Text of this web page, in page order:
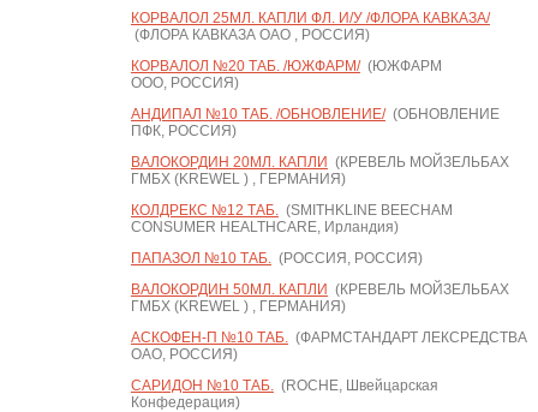
КОРВАЛОЛ 25МЛ. КАПЛИ ФЛ. И/У /ФЛОРА КАВКАЗА/
(ФЛОРА КАВКАЗА ОАО , РОССИЯ)
КОРВАЛОЛ №20 ТАБ. /ЮЖФАРМ/(ЮЖФАРМ
ООО, РОССИЯ)
АНДИПАЛ №10 ТАБ. /ОБНОВЛЕНИЕ/(ОБНОВЛЕНИЕ
ПФК, РОССИЯ)
ВАЛОКОРДИН 20МЛ. КАПЛИ (КРЕВЕЛЬ МОЙЗЕЛЬБАХ
ГМБХ (KREWEL ) , ГЕРМАНИЯ)
КОЛДРЕКС №12 ТАБ.(SMITHKLINE BEECHAM
CONSUMER HEALTHCARE, Ирландия)
ПАПАЗОЛ №10 ТАБ.(РОССИЯ, РОССИЯ)
ВАЛОКОРДИН 50МЛ. КАПЛИ (КРЕВЕЛЬ МОЙЗЕЛЬБАХ
ГМБХ (KREWEL ) , ГЕРМАНИЯ)
АСКОФЕН-П №10 ТАБ.(ФАРМСТАНДАРТ ЛЕКСРЕДСТВА
ОАО, РОССИЯ)
САРИДОН №10 ТАБ.(ROCHE, Швейцарская
Конфедерация)